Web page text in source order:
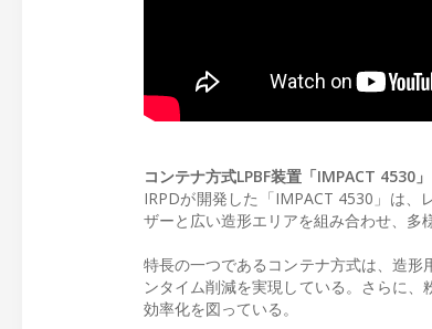
コンテナ方式LPBF装置「IMPACT 4530」
IRPDが開発した「IMPACT 4530」は
ザーと広い造形エリアを組み合わせ、多
特長の一つであるコンテナ方式は、造
ンタイム削減を実現している。さらに
効率化を図っている。